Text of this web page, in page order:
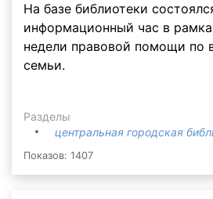
На базе библиотеки
информационный час в
недели правовой помощи по
семьи.
Разделы
центральная городская
Показов: 1407